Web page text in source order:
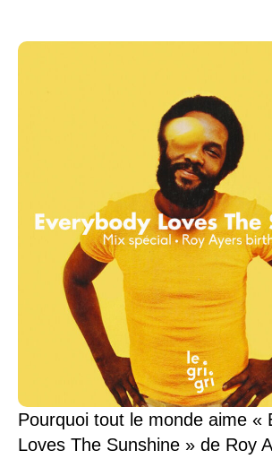
Pourquoi tout le monde aime «
Loves The Sunshine » de Roy